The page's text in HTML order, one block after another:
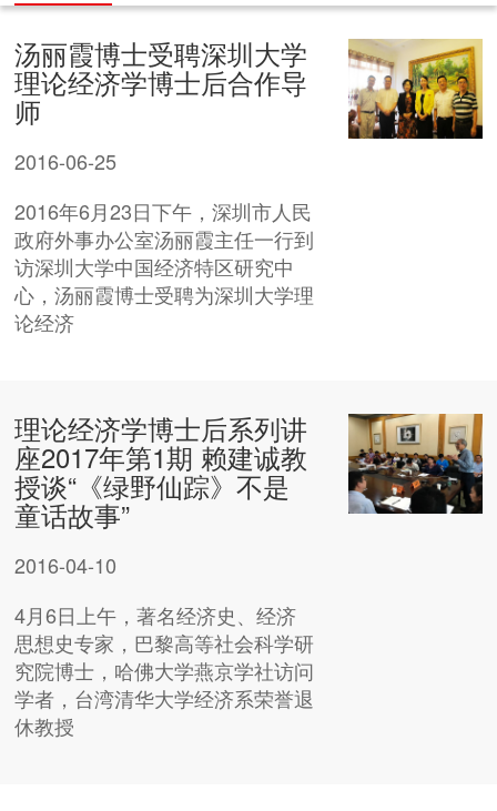
汤丽霞博士受聘深圳大学
理论经济学博士后合作导
师
2016-06-25
2016年6月23日下午，深圳市人民
政府外事办公室汤丽霞主任一行到
访深圳大学中国经济特区研究中
心，汤丽霞博士受聘为深圳大学理
论经济
理论经济学博士后系列讲
座2017年第1期 赖建诚教
授谈“《绿野仙踪》不是
童话故事”
2016-04-10
4月6日上午，著名经济史、经济
思想史专家，巴黎高等社会科学研
究院博士，哈佛大学燕京学社访问
学者，台湾清华大学经济系荣誉退
休教授